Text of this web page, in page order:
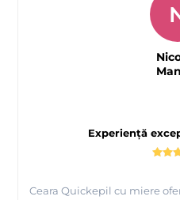
Experiență
Ceara Quickepil cu miere